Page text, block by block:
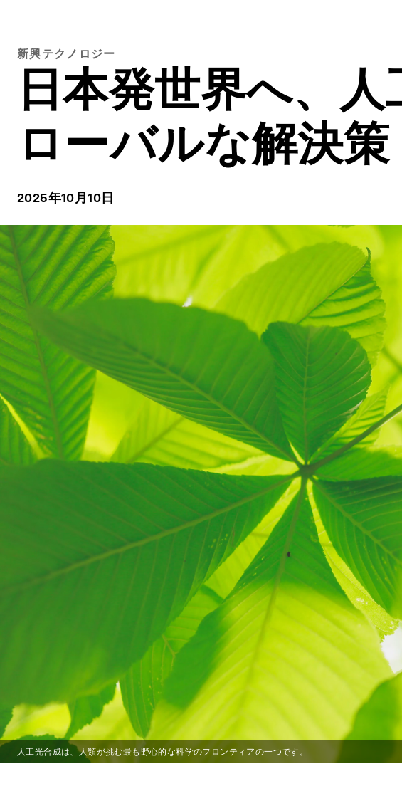
新興テクノロジー
日本発世界へ、
ローバルな解決策
2025年10月10日
人工光合成は、人類が挑む最も野心的な科学のフロンティアの一つです。